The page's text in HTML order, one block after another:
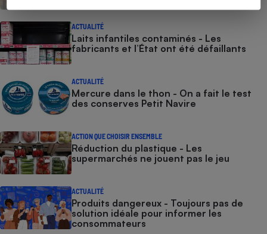
ACTUALITÉ
Laits infantiles contaminés - Les
fabricants et l’État ont été défaillants
ACTUALITÉ
Mercure dans le thon - On a fait le test
des conserves Petit Navire
ACTION QUE CHOISIR ENSEMBLE
Réduction du plastique - Les
supermarchés ne jouent pas le jeu
ACTUALITÉ
Produits dangereux - Toujours pas de
solution idéale pour informer les
consommateurs